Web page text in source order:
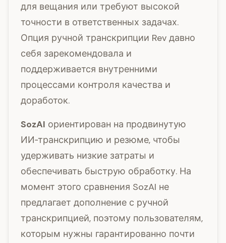
для вещания или требуют высокой
точности в ответственных задачах.
Опция ручной транскрипции Rev давно
себя зарекомендовала и
поддерживается внутренними
процессами контроля качества и
доработок.
SozAI ориентирован на продвинутую
ИИ‑транскрипцию и резюме, чтобы
удерживать низкие затраты и
обеспечивать быструю обработку. На
момент этого сравнения SozAI не
предлагает дополнение с ручной
транскрипцией, поэтому пользователям,
которым нужны гарантированно почти